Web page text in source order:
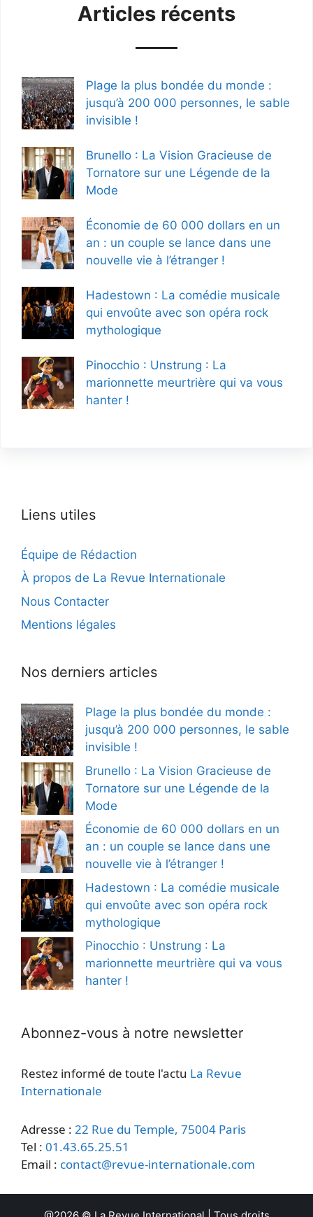
Articles récents
Plage la plus bondée du monde :
jusqu’à 200 000 personnes, le sable
invisible !
Brunello : La Vision Gracieuse de
Tornatore sur une Légende de la
Mode
Économie de 60 000 dollars en un
an : un couple se lance dans une
nouvelle vie à l’étranger !
Hadestown : La comédie musicale
qui envoûte avec son opéra rock
mythologique
Pinocchio : Unstrung : La
marionnette meurtrière qui va vous
hanter !
Liens utiles
Équipe de Rédaction
À propos de La Revue Internationale
Nous Contacter
Mentions légales
Nos derniers articles
Plage la plus bondée du monde :
jusqu’à 200 000 personnes, le sable
invisible !
Brunello : La Vision Gracieuse de
Tornatore sur une Légende de la
Mode
Économie de 60 000 dollars en un
an : un couple se lance dans une
nouvelle vie à l’étranger !
Hadestown : La comédie musicale
qui envoûte avec son opéra rock
mythologique
Pinocchio : Unstrung : La
marionnette meurtrière qui va vous
hanter !
Abonnez-vous à notre newsletter
Restez informé de toute l'actu La Revue
Internationale
Adresse : 22 Rue du Temple, 75004 Paris
Tel : 01.43.65.25.51
Email : contact@revue-internationale.com